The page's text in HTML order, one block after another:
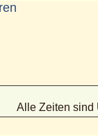
Alle Zeiten sind